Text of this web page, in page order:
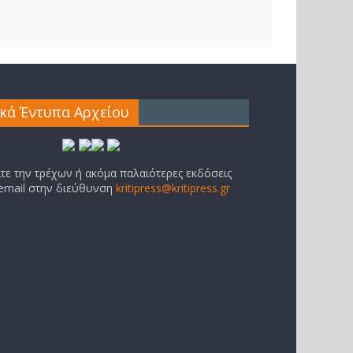
Έντυπα Αρχείου
την τρέχων ή ακόμα παλαιότερες εκδόσεις
email στην διεύθυνσηkritipress@kritipress.gr